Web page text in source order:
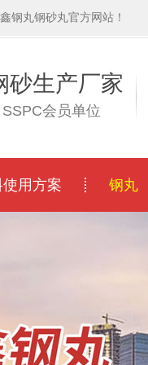
钢丸钢砂丸官方网站！
砂生产厂家
会员单位
使用方案 钢丸